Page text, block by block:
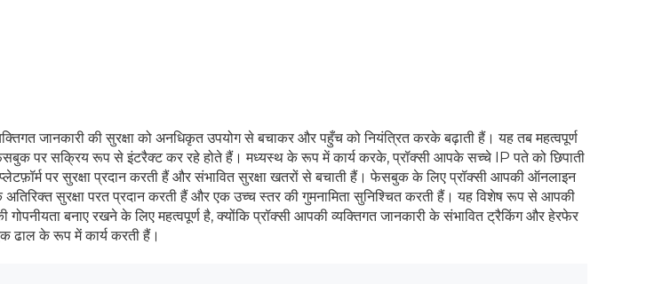
जानकारी की सुरक्षा को अनधिकृत उपयोग से बचाकर और पहुँच को नियंत्रित करके बढ़ाती हैं। यह तब महत्वपूर्ण
पर सक्रिय रूप से इंटरैक्ट कर रहे होते हैं। मध्यस्थ के रूप में कार्य करके, प्रॉक्सी आपके सच्चे IP पते को छिपाती
पर सुरक्षा प्रदान करती हैं और संभावित सुरक्षा खतरों से बचाती हैं। फेसबुक के लिए प्रॉक्सी आपकी ऑनलाइन
अतिरिक्त सुरक्षा परत प्रदान करती हैं और एक उच्च स्तर की गुमनामिता सुनिश्चित करती हैं। यह विशेष रूप से आपकी
गोपनीयता बनाए रखने के लिए महत्वपूर्ण है, क्योंकि प्रॉक्सी आपकी व्यक्तिगत जानकारी के संभावित ट्रैकिंग और हेरफेर
ढाल के रूप में कार्य करती हैं।